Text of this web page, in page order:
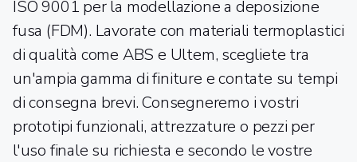
ISO 9001 per la modellazione a deposizione
fusa (FDM). Lavorate con materiali termoplastici
di qualità come ABS e Ultem, scegliete tra
un'ampia gamma di finiture e contate su tempi
di consegna brevi. Consegneremo i vostri
prototipi funzionali, attrezzature o pezzi per
l'uso finale su richiesta e secondo le vostre